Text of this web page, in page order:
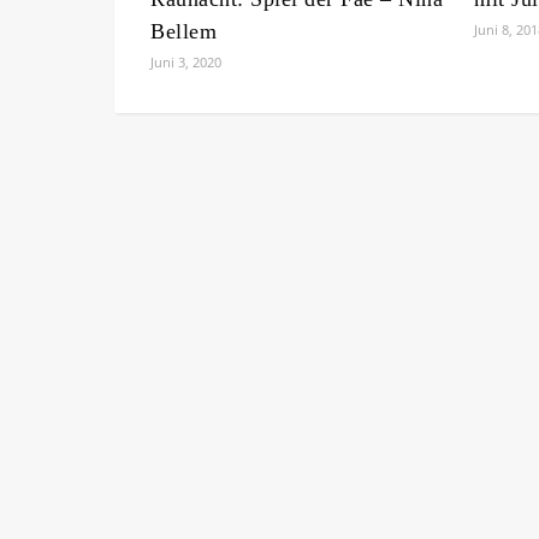
Bellem
Juni 3, 2020
Juni 8,